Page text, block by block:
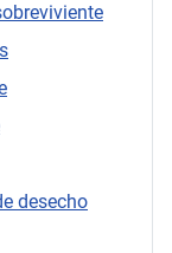
desecho